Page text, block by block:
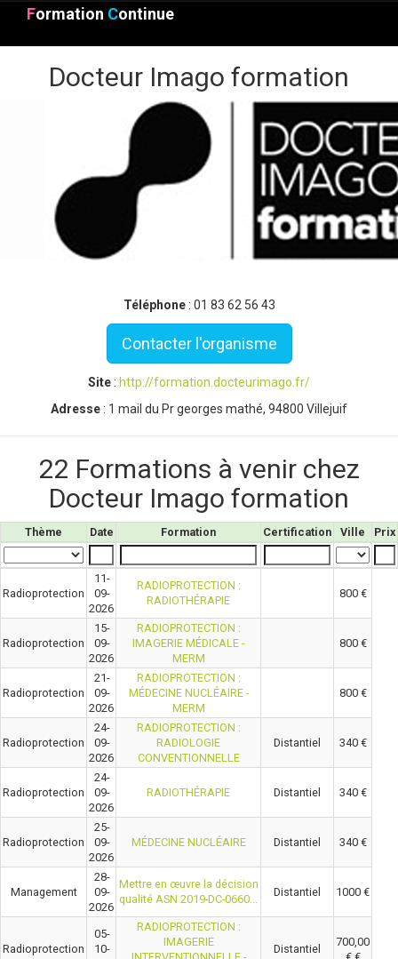
Formation Continue
Docteur Imago formation
Téléphone: 01 83 62 56 43
Contacter l'organisme
Site : http://formation.docteurimago.fr/
Adresse : 1 mail du Pr georges mathé, 94800 Villejuif
22 Formations à venir chez
Docteur Imago formation
Thème Date Formation Certification Ville Prix
Radioprotection
11-
09-
2026
RADIOPROTECTION :
RADIOTHÉRAPIE
800 €
Radioprotection
15-
09-
2026
RADIOPROTECTION :
IMAGERIE MÉDICALE -
MERM
800 €
Radioprotection
21-
09-
2026
RADIOPROTECTION :
MÉDECINE NUCLÉAIRE -
MERM
800 €
Radioprotection
24-
09-
2026
RADIOPROTECTION :
RADIOLOGIE
CONVENTIONNELLE
Distantiel 340 €
Radioprotection
24-
09-
2026
RADIOTHÉRAPIE Distantiel 340 €
Radioprotection
25-
09-
2026
MÉDECINE NUCLÉAIRE Distantiel 340 €
Management
28-
09-
2026
Mettre en œuvre la décision
qualité ASN 2019-DC-0660...
Distantiel 1000 €
Radioprotection
05-
10-
RADIOPROTECTION :
IMAGERIE
Distantiel
700,00